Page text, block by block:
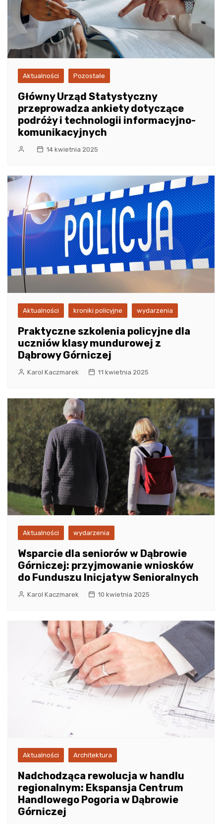
Aktualności Pozostałe
Główny Urząd Statystyczny
przeprowadza ankiety dotyczące
podróży i technologii informacyjno-
komunikacyjnych
14 kwietnia 2025
Aktualności kroniki policyjne wydarzenia
Praktyczne szkolenia policyjne dla
uczniów klasy mundurowej z
Dąbrowy Górniczej
Karol Kaczmarek 11 kwietnia 2025
Aktualności wydarzenia
Wsparcie dla seniorów w Dąbrowie
Górniczej: przyjmowanie wniosków
do Funduszu Inicjatyw Senioralnych
Karol Kaczmarek 10 kwietnia 2025
Aktualności Architektura
Nadchodząca rewolucja w handlu
regionalnym: Ekspansja Centrum
Handlowego Pogoria w Dąbrowie
Górniczej